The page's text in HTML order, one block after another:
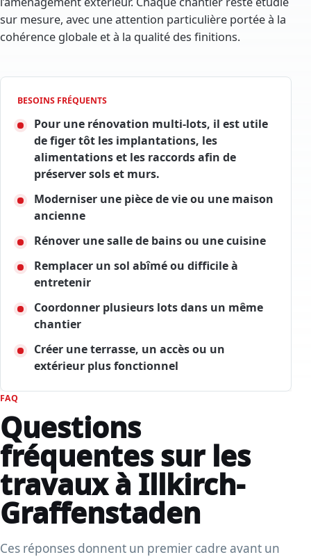
sur mesure, avec une attention particulière portée à la
cohérence globale et à la qualité des finitions.
BESOINS FRÉQUENTS
Pour une rénovation multi-lots, il est utile
de figer tôt les implantations, les
alimentations et les raccords afin de
préserver sols et murs.
Moderniser une pièce de vie ou une maison
ancienne
Rénover une salle de bains ou une cuisine
Remplacer un sol abîmé ou difficile à
entretenir
Coordonner plusieurs lots dans un même
chantier
Créer une terrasse, un accès ou un
extérieur plus fonctionnel
FAQ
Questions
fréquentes sur les
travaux à Illkirch-
Graffenstaden
Ces réponses donnent un premier cadre avant un